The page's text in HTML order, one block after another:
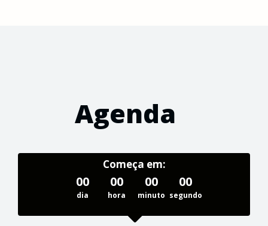
Agenda
Começa em:
00
dia
00
hora
00
minuto
00
segundo